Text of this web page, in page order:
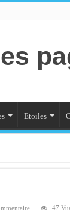
Etoiles
47